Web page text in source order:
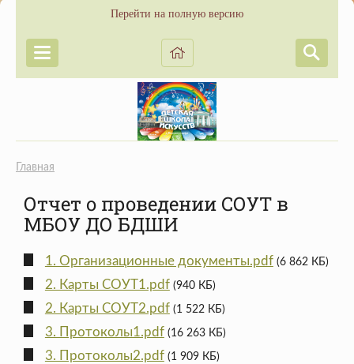
Перейти на полную версию
Главная
Отчет о проведении СОУТ в
МБОУ ДО БДШИ
1. Организационные документы.pdf (6 862 КБ)
2. Карты СОУТ1.pdf (940 КБ)
2. Карты СОУТ2.pdf (1 522 КБ)
3. Протоколы1.pdf (16 263 КБ)
3. Протоколы2.pdf (1 909 КБ)